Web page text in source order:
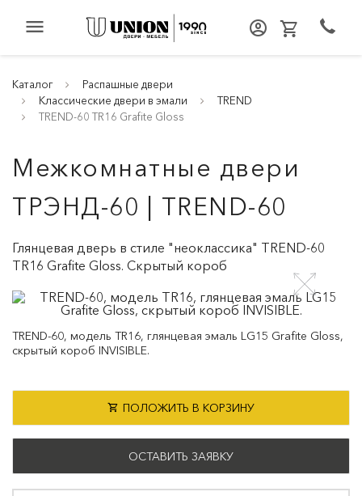
menu
Каталог
Распашные двери
Классические двери в эмали
TREND
TREND-60 TR16 Grafite Gloss
Межкомнатные двери
ТРЭНД-60 | TREND-60
Глянцевая дверь в стиле "неоклассика" TREND-60
TR16 Grafite Gloss. Скрытый короб
TREND-60, модель TR16, глянцевая эмаль LG15 Grafite Gloss,
скрытый короб INVISIBLE.
ПОЛОЖИТЬ В КОРЗИНУ
ОСТАВИТЬ ЗАЯВКУ